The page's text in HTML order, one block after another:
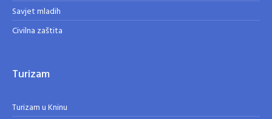
Savjet mladih
Civilna zaštita
Turizam
Turizam u Kninu